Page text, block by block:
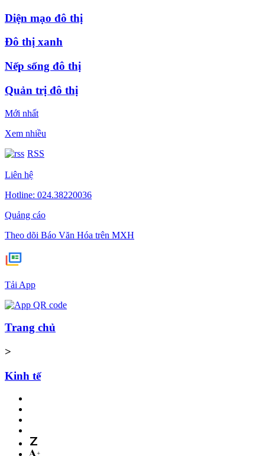
Diện mạo đô thị
Đô thị xanh
Nếp sống đô thị
Quản trị đô thị
Mới nhất
Xem nhiều
RSS
Liên hệ
Hotline: 024.38220036
Quảng cáo
Theo dõi Báo Văn Hóa trên MXH
Tải App
Trang chủ
>
Kinh tế